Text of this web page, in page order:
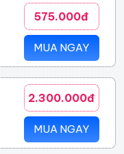
575.000đ
MUA NGAY
2.300.000đ
MUA NGAY